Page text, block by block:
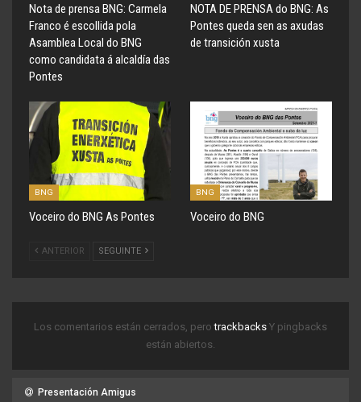
Nota de prensa BNG: Carmela
Franco é escollida pola
Asamblea Local do BNG
como candidata á alcaldía das
Pontes
NOTA DE PRENSA do BNG: As
Pontes queda sen as axudas
de transición xusta
BNG
Voceiro do BNG As Pontes
BNG
Voceiro do BNG
ANTERIOR SEGUINTE
Los comentarios están cerrados, perotrackbacks Y pingbacks
están abiertos.
Presentación Amigus